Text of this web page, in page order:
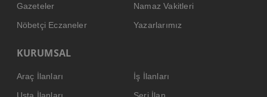
Gazeteler
Namaz Vakitleri
Nöbetçi Eczaneler
Yazarlarımız
KURUMSAL
Araç İlanları
İş İlanları